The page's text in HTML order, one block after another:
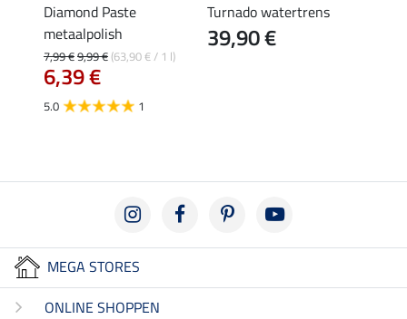
Diamond Paste
metaalpolish
7,99 €9,99 € (63,90 € / 1 l)
6,39 €
5.0 1
Turnado watertrens
39,90 €
MEGA STORES
ONLINE SHOPPEN